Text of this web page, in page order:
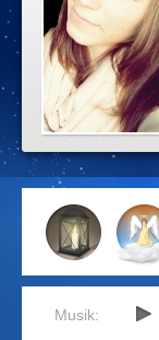
Musik: